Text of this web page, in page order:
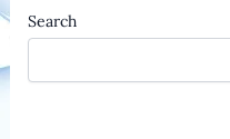
Search